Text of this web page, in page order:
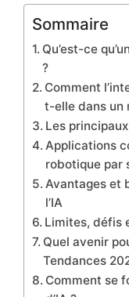
Sommaire
Qu’est-ce
?
Comment
t-elle dans un
Les
Applications
robotique par
Avantages et
l’IA
Limites, défis
Quel avenir
Tendances
Comment se